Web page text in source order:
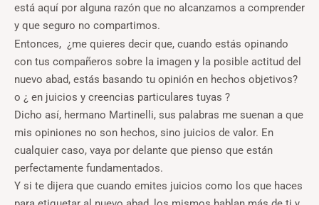
está aquí por alguna razón que no alcanzamos a comprender
y que seguro no compartimos.
Entonces, ¿me quieres decir que, cuando estás opinando
con tus compañeros sobre la imagen y la posible actitud del
nuevo abad, estás basando tu opinión en hechos objetivos?
o ¿ en juicios y creencias particulares tuyas ?
Dicho así, hermano Martinelli, sus palabras me suenan a que
mis opiniones no son hechos, sino juicios de valor. En
cualquier caso, vaya por delante que pienso que están
perfectamente fundamentados.
Y si te dijera que cuando emites juicios como los que haces